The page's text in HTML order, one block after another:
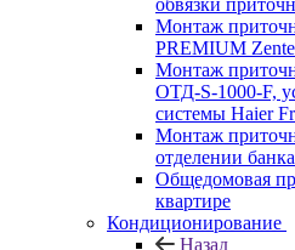
обвязки
Монтаж
PREMIUM
Монтаж
ОТД-S-1000-F,
системы Haier
Монтаж
отделении
Общедомовая
квартире
Кондиционирование
Назад